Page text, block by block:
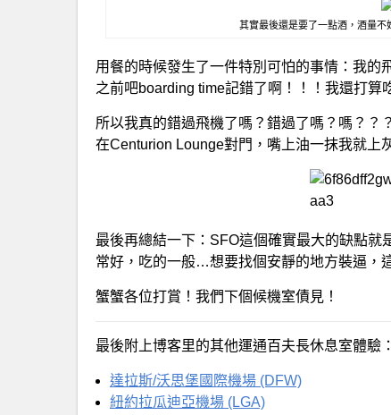
其實最後還是要了一點酒，酒量
用餐的時候發生了一件特別可怕的事情：我的
之前吧boarding time記錯了啊！！！我還打算
所以我真的錯過飛機了嗎？錯過了嗎？嗎？
在Centurion Lounge對門，嘴上油一抹我就上
最後再總結一下：SFO這個確實最大的缺點
常好，吃的一般…想要找個安靜的地方裝逼，
蟹蟹各位打賞！我們下個候機室債見！
最後附上博客里的其他運通百夫長休息室體驗：
達拉斯/沃思堡國際機場 (DFW)
紐約拉瓜迪亞機場 (LGA)